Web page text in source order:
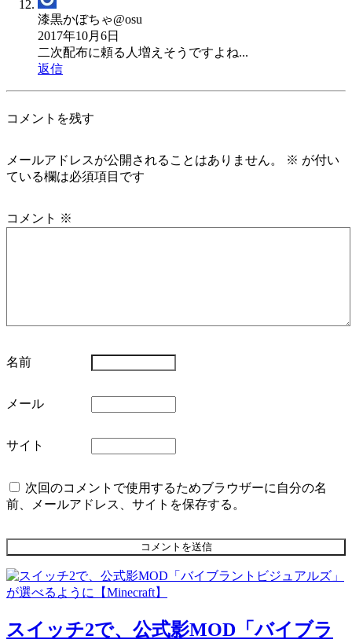
漆黒かぼちゃ@osu
2017年10月6日
二次配布に頼る人増えそうですよね...
返信
コメントを残す
メールアドレスが公開されることはありません。 ※ が付い
ている欄は必須項目です
コメント ※
名前
メール
サイト
次回のコメントで使用するためブラウザーに自分の名
前、メールアドレス、サイトを保存する。
スイッチ2で、公式影MOD「バイブラ